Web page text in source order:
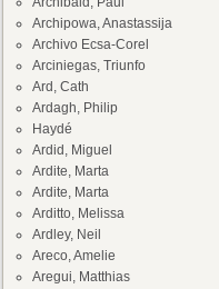
Archipowa, Anastassija
Archivo Ecsa-Corel
Arciniegas, Triunfo
Ard, Cath
Ardagh, Philip
Haydé
Ardid, Miguel
Ardite, Marta
Ardite, Marta
Arditto, Melissa
Ardley, Neil
Areco, Amelie
Aregui, Matthias